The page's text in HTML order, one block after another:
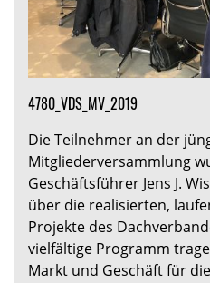
4780_VDS_MV_2019
Die Teilnehmer an der
Mitgliederversammlung
Geschäftsführer Jens J.
über die realisierten,
Projekte des
vielfältige Programm
Markt und Geschäft für